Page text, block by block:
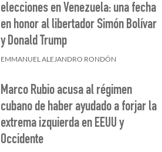
elecciones en Venezuela: una fecha
en honor al libertador Simón Bolívar
y Donald Trump
EMMANUEL ALEJANDRO RONDÓN
Marco Rubio acusa al régimen
cubano de haber ayudado a forjar la
extrema izquierda en EEUU y
Occidente